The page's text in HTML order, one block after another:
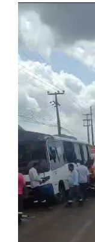
Tocador
de
vídeo